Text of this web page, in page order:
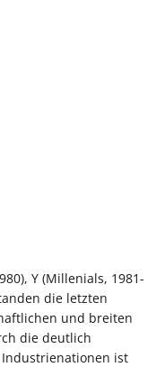
Y (Millenials, 1981-
die letzten
und breiten
die deutlich
ist